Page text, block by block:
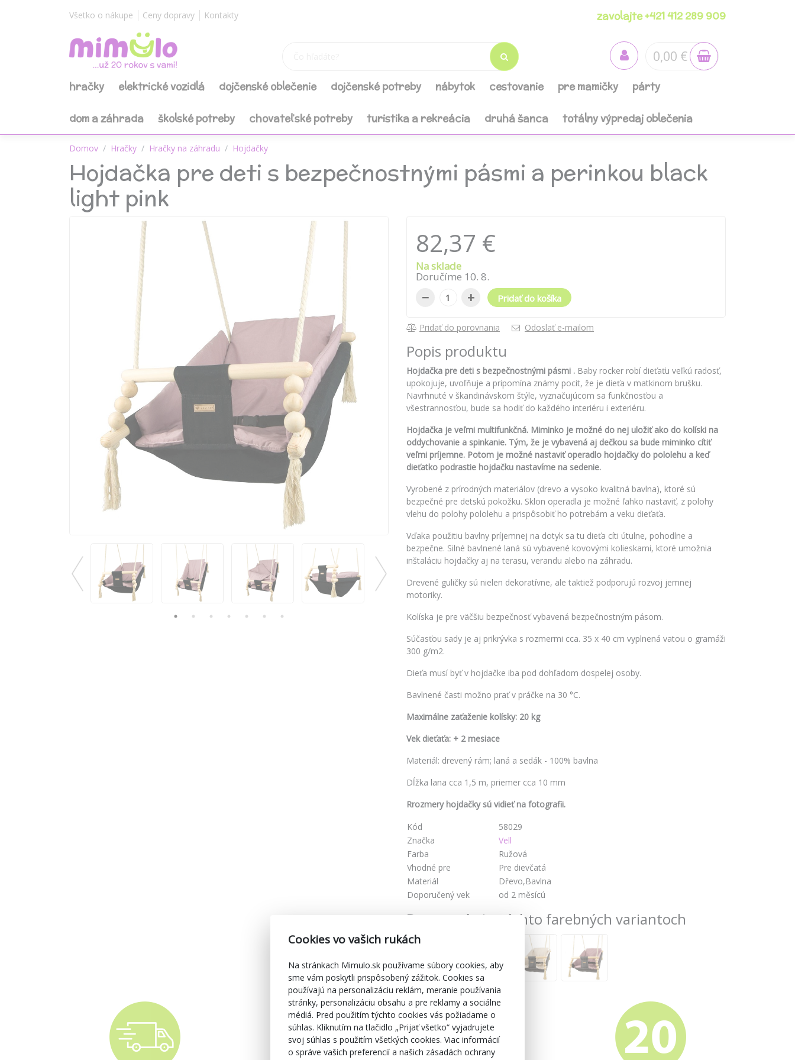
Všetko o nákupe Ceny dopravy Kontakty zavolajte +421 412 289 909
0,00 €
hračky elektrické vozidlá dojčenské oblečenie dojčenské potreby nábytok cestovanie pre mamičky párty
dom a záhrada školské potreby chovateľské potreby turistika a rekreácia druhá šanca totálny výpredaj oblečenia
Domov Hračky Hračky na záhradu Hojdačky
Hojdačka pre deti s bezpečnostnými pásmi a perinkou black
light pink
82,37 €
Na sklade
Doručíme 10. 8.
− + Pridať do košíka
Pridať do porovnania Odoslať e-mailom
Popis produktu
Hojdačka pre deti s bezpečnostnými pásmi . Baby rocker robí dieťaťu veľkú radosť,
upokojuje, uvoľňuje a pripomína známy pocit, že je dieťa v matkinom brušku.
Navrhnuté v škandinávskom štýle, vyznačujúcom sa funkčnosťou a
všestrannosťou, bude sa hodiť do každého interiéru i exteriéru.
Hojdačka je veľmi multifunkčná. Miminko je možné do nej uložiť ako do kolíski na
oddychovanie a spinkanie. Tým, že je vybavená aj dečkou sa bude miminko cítiť
veľmi príjemne. Potom je možné nastaviť operadlo hojdačky do pololehu a keď
dieťatko podrastie hojdačku nastavíme na sedenie.
Vyrobené z prírodných materiálov (drevo a vysoko kvalitná bavlna), ktoré sú
bezpečné pre detskú pokožku. Sklon operadla je možné ľahko nastaviť, z polohy
vlehu do polohy pololehu a prispôsobiť ho potrebám a veku dieťaťa.
Vďaka použitiu bavlny príjemnej na dotyk sa tu dieťa cíti útulne, pohodlne a
bezpečne. Silné bavlnené laná sú vybavené kovovými kolieskami, ktoré umožnia
inštaláciu hojdačky aj na terasu, verandu alebo na záhradu.
Drevené guličky sú nielen dekoratívne, ale taktiež podporujú rozvoj jemnej
motoriky.
Kolíska je pre väčšiu bezpečnosť vybavená bezpečnostným pásom.
Súčasťou sady je aj prikrývka s rozmermi cca. 35 x 40 cm vyplnená vatou o gramáži
300 g/m2.
Dieťa musí byť v hojdačke iba pod dohľadom dospelej osoby.
Bavlnené časti možno prať v práčke na 30 °C.
Maximálne zaťaženie kolísky: 20 kg
Vek dieťaťa: + 2 mesiace
Materiál: drevený rám; laná a sedák - 100% bavlna
Dĺžka lana cca 1,5 m, priemer cca 10 mm
Rrozmery hojdačky sú vidieť na fotografii.
Kód
58029
Značka
Vell
Farba
Ružová
Vhodné pre
Pre dievčatá
Materiál
Dřevo,Bavlna
Doporučený vek
od 2 měsícú
Dostupné aj v týchto farebných variantoch
Cookies vo vašich rukách
Na stránkach Mimulo.sk používame súbory cookies, aby
sme vám poskytli prispôsobený zážitok. Cookies sa
používajú na personalizáciu reklám, meranie používania
stránky, personalizáciu obsahu a pre reklamy a sociálne
médiá. Pred použitím týchto cookies vás požiadame o
súhlas. Kliknutím na tlačidlo „Prijať všetko“ vyjadrujete
svoj súhlas s použitím všetkých cookies. Viac informácií
o správe vašich preferencií a našich zásadách ochrany